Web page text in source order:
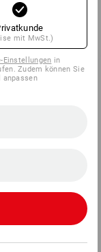
mit MwSt.)
Einstellungen in
Zudem können Sie
anpassen